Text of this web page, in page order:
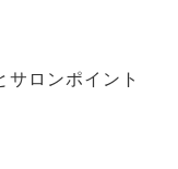
サロンポイント